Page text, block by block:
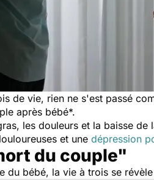
de vie, rien ne s'est passé
après bébé*.
les douleurs et la baisse de
et une dépression
du couple"
du bébé, la vie à trois se